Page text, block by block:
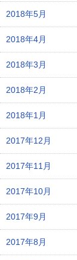
2018年5月
2018年4月
2018年3月
2018年2月
2018年1月
2017年12月
2017年11月
2017年10月
2017年9月
2017年8月